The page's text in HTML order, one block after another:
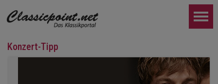
Konzert-Tipp